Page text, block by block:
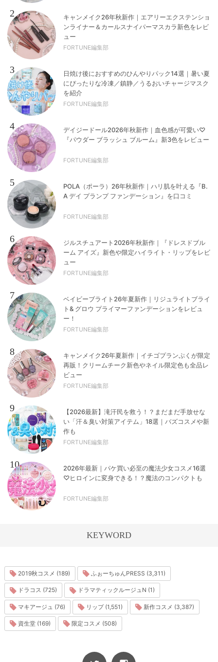
2
キャンメイク26年秋新作｜エアリーエクステンショ
ンライナー＆カールスナイパーマスカラ新色をレビ
ュー
FORTUNE編集部
3
日焼け後におすすめのひんやりパック14選｜暑い夏
にぴったりな冷凍／鎮静／うるおいチャージマスク
を紹介
FORTUNE編集部
4
デイジードール2026年秋新作｜血色感が可愛い♡
『パウダー ブラッシュ ブルーム』新3色をレビュー
FORTUNE編集部
5
POLA（ポーラ）26年秋新作｜ハリ肌を叶える『B.
A デイ プランプ ファンデーション』を口コミ
FORTUNE編集部
6
ジルスチュアート2026年秋新作｜『ドレスドブル
ーム アイズ』新色や限定ハイライト・リップをレビ
ュー
FORTUNE編集部
7
ベイビーブライト26年夏新作｜リジュライトブライ
ト& グロウ プライマーファンデーションをレビュ
ー！
FORTUNE編集部
8
キャンメイク26年夏新作｜イチゴプランぷくが限定
再販！クリームチーク新色やネイル限定色も全品レ
ビュー
FORTUNE編集部
9
【2026最新】滝汗民を救う！？まだまだ手放せな
い「汗＆臭い対策アイテム」18選｜バズコスメや新
作も
FORTUNE編集部
10
2026年最新｜パケ買い必至の魔法少女コスメ16選
♡ヒロインに変身できる！？魔法のコンパクトも
FORTUNE編集部
KEYWORD
2019秋コスメ (189) ふぉーちゅんPRESS (3,311)
ドラコス (725) ドラマティックルージュN (1)
マキアージュ (76) リップ (1,551) 新作コスメ (3,387)
資生堂 (169) 限定コスメ (508)